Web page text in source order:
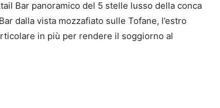
Bar panoramico del 5 stelle lusso della conca
dalla vista mozzafiato sulle Tofane, l’estro
in più per rendere il soggiorno al